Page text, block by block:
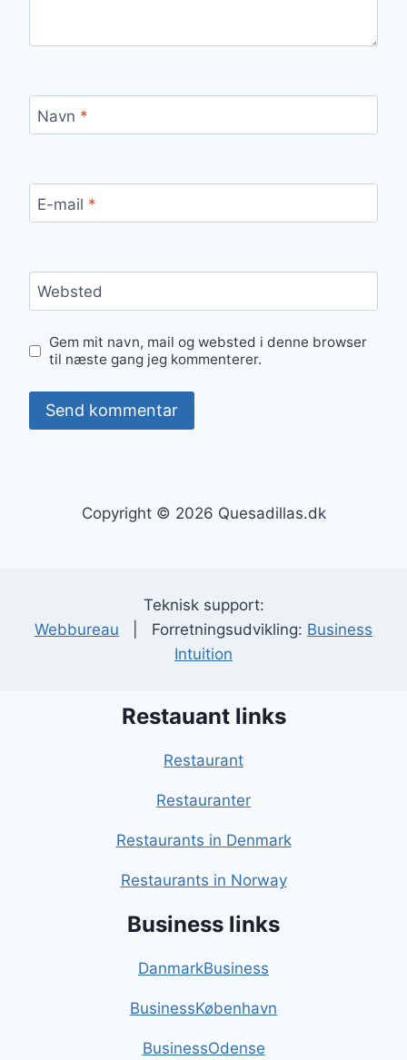
Navn *
E-mail *
Websted
Gem mit navn, mail og websted i denne browser
til næste gang jeg kommenterer.
Copyright © 2026 Quesadillas.dk
Teknisk support:
Webbureau | Forretningsudvikling: Business
Intuition
Restauant links
Restaurant
Restauranter
Restaurants in Denmark
Restaurants in Norway
Business links
DanmarkBusiness
BusinessKøbenhavn
BusinessOdense